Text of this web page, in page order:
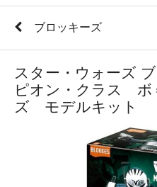
ブロッキーズ
スター・ウォーズ
ピオン・クラス ボ
ズ モデルキット